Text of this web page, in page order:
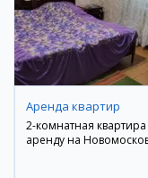
Аренда квартир
2-комнатная квартира
аренду на